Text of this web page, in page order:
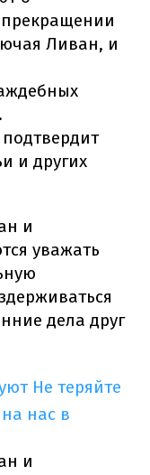
Ливан, и
и других
и
уважать
дела друг
Не теряйте
нас в
и